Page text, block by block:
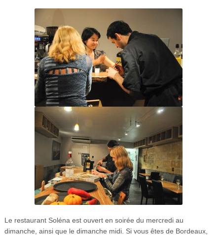
Le restaurant Soléna est ouvert en soirée du mercredi au
dimanche, ainsi que le dimanche midi. Si vous êtes de Bordeaux,